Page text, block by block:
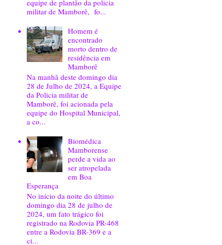
equipe de plantão da policia
militar de Mamborê, fo...
Homem é
encontrado
morto dentro de
residência em
Mamborê
Na manhã deste domingo dia
28 de Julho de 2024, a Equipe
da Policia militar de
Mamborê, foi acionada pela
equipe do Hospital Municipal,
a co...
Biomédica
Mamborense
perde a vida ao
ser atropelada
em Boa
Esperança
No início da noite do último
domingo dia 28 de julho de
2024, um fato trágico foi
registrado na Rodovia PR-468
entre a Rodovia BR-369 e a
ci...